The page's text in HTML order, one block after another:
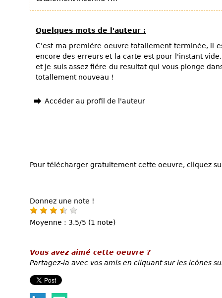
Quelques mots de l'auteur :
C'est ma premiére oeuvre totallement terminée, il
encore des erreurs et la carte est pour l'instant
et je suis assez fiére du resultat qui vous plonge
totallement nouveau !
Accéder au profil de l'auteur
Pour télécharger gratuitement cette oeuvre, cliquez
Donnez une note !
Moyenne : 3.5/5 (1 note)
Vous avez aimé cette oeuvre ?
Partagez-la avec vos amis en cliquant sur les icônes